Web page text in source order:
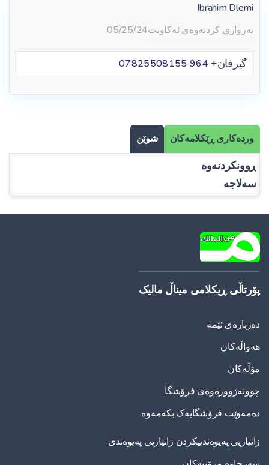
Ibrahim Dlemi
بەرواری کردنەوەی ئەکاونت05/25/24
گیرفان+ 964 07825508155
وردەکاری ڕێکلامەکان شوێن
ڕوونکردنەوە
سەلاجە
پۆرتاڵی ڕیکلامی میناڵ مالیک
دەربارەی ئێمە
هەواڵەکان
مۆڵەکان
چوونەژوورەوەی فرۆشگا
دەمەوێت فرۆشگایەک بکەمەوە
زانیاریی په‌یوه‌ندییكردن زانیاریی په‌یوه‌ندی